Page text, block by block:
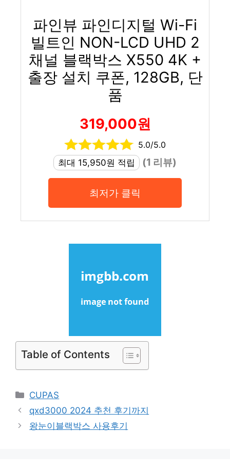
파인뷰 파인디지털 Wi-Fi
빌트인 NON-LCD UHD 2
채널 블랙박스 X550 4K +
출장 설치 쿠폰, 128GB, 단
품
319,000원
5.0/5.0
최대 15,950원 적립
(1 리뷰)
최저가 클릭
Table of Contents
Categories
CUPAS
qxd3000 2024 추천 후기까지
왕눈이블랙박스 사용후기